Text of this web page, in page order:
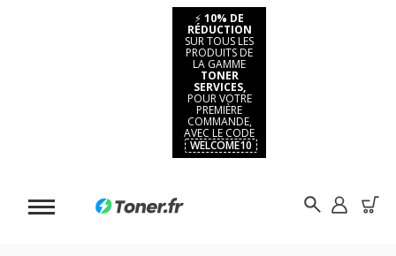
⚡ 10% DE
RÉDUCTION
SUR TOUS LES
PRODUITS DE
LA GAMME
TONER
SERVICES,
POUR VOTRE
PREMIÈRE
COMMANDE,
AVEC LE CODE
WELCOME10